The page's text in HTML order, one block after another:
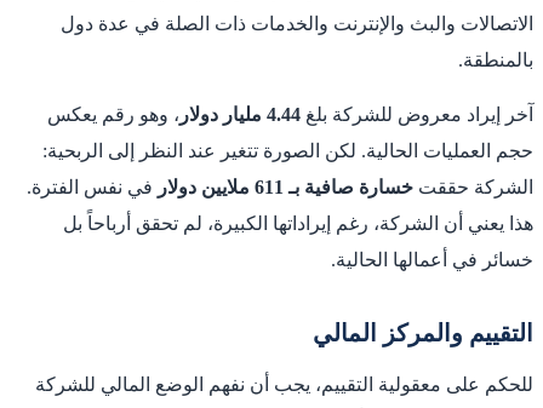
الاتصالات والبث والإنترنت والخدمات ذات الصلة في عدة دول
بالمنطقة.
آخر إيراد معروض للشركة بلغ 4.44 مليار دولار
، وهو رقم يعكس
حجم العمليات الحالية. لكن الصورة تتغير عند النظر إلى الربحية:
الشركة حققت خسارة صافية بـ 611 ملايين دولار
في نفس الفترة.
هذا يعني أن الشركة، رغم إيراداتها الكبيرة، لم تحقق أرباحاً بل
خسائر في أعمالها الحالية.
التقييم والمركز المالي
للحكم على معقولية التقييم، يجب أن نفهم الوضع المالي للشركة